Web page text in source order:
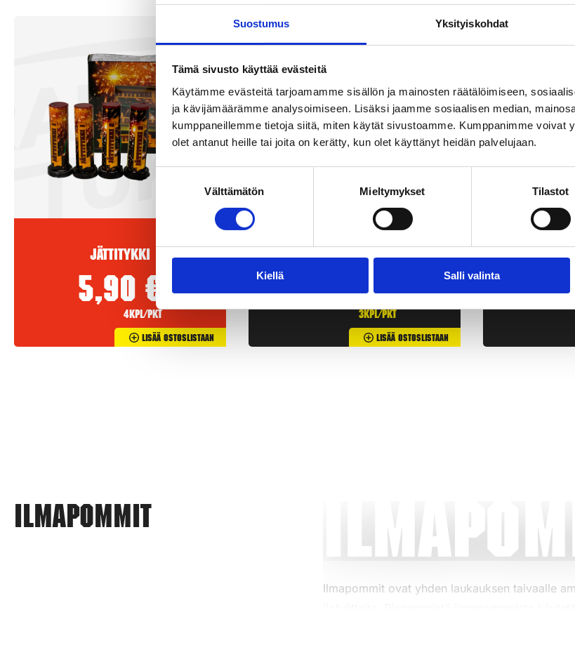
Suostumus Yksityiskohdat
Tämä sivusto käyttää evästeitä
Käytämme evästeitä tarjoamamme sisällön ja mainosten räätälöimiseen,
ja kävijämäärämme analysoimiseen. Lisäksi jaamme sosiaalisen median,
kumppaneillemme tietoja siitä, miten käytät sivustoamme. Kumppanimme voivat
olet antanut heille tai joita on kerätty, kun olet käyttänyt heidän palvelujaan.
Välttämätön Mieltymykset Tilastot
Kiellä Salli valinta
Jättitykki
5,90 €
4kpl/pkt
Lisää Ostoslistaan
Aavetykki
3,90€
3kpl/pkt
Lisää Ostoslistaan
Ilmapommit
Ilmapommit ovat yhden laukauksen taivaalle